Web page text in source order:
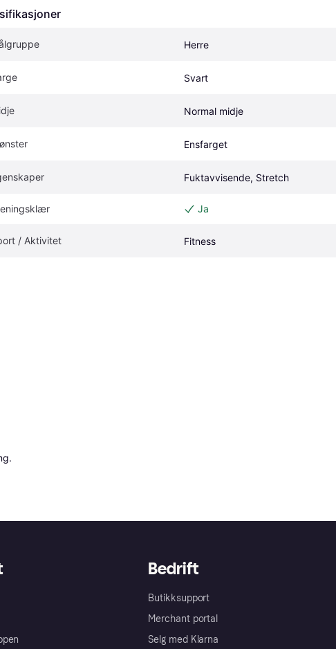
Herre
Svart
Normal midje
Ensfarget
Fuktavvisende, Stretch
Ja
/ Aktivitet Fitness
Bedrift
Butikksupport
Merchant portal
Selg med Klarna